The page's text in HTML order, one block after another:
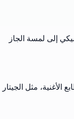
إلى لمسة الجاز
الأغنية، مثل الجيتار